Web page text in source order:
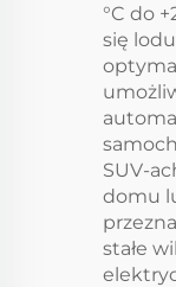
°C do
się
SUV-
domu
stałe